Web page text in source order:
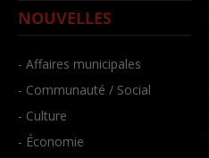
NOUVELLES
- Affaires municipales
- Communauté / Social
- Culture
- Économie